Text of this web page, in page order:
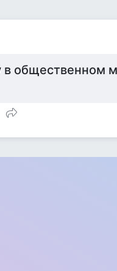
общественном